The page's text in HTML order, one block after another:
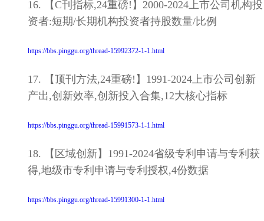
16. 【C刊指标,24重磅!】2000-2024上市公司机构投
资者:短期/长期机构投资者持股数量/比例
https://bbs.pinggu.org/thread-15992372-1-1.html
17. 【顶刊方法,24重磅!】1991-2024上市公司创新
产出,创新效率,创新投入合集,12大核心指标
https://bbs.pinggu.org/thread-15991573-1-1.html
18. 【区域创新】1991-2024省级专利申请与专利获
得,地级市专利申请与专利授权,4份数据
https://bbs.pinggu.org/thread-15991300-1-1.html